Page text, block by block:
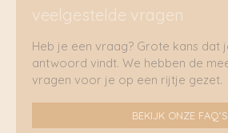
veelgestelde vragen
Heb je een vraag? Grote kans dat
antwoord vindt. We hebben de
vragen voor je op een rijtje gezet.
BEKIJK ONZE FAQ'S